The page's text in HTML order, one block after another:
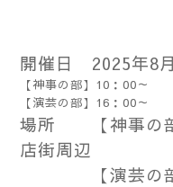
開催日 2025年
【神事の部】10：00～
【演芸の部】16：00～
場所 【神事の
店街周辺
【演芸の部】